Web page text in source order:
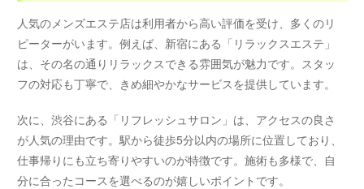
人気のメンズエステ店は利用者から高い評価を受け、多くのリ
ピーターがいます。例えば、新宿にある「リラックスエステ」
は、その名の通りリラックスできる雰囲気が魅力です。スタッ
フの対応も丁寧で、きめ細やかなサービスを提供しています。
次に、渋谷にある「リフレッシュサロン」は、アクセスの良さ
が人気の理由です。駅から徒歩5分以内の場所に位置しており、
仕事帰りにも立ち寄りやすいのが特徴です。施術も多様で、自
分に合ったコースを選べるのが嬉しいポイントです。